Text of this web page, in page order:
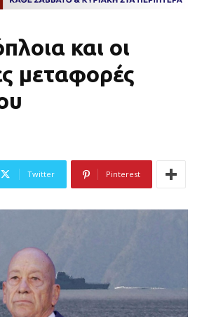
και οι
μεταφορές
Twitter Pinterest